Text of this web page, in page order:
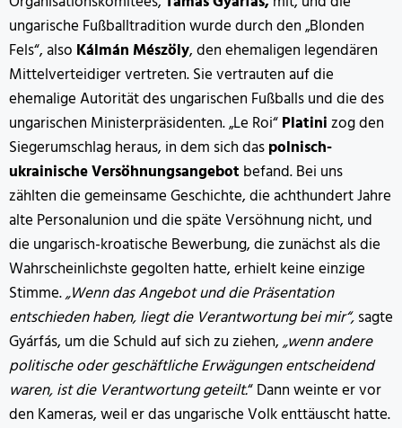
ungarische Fußballtradition wurde durch den „Blonden
Fels“, also Kálmán Mészöly, den ehemaligen legendären
Mittelverteidiger vertreten. Sie vertrauten auf die
ehemalige Autorität des ungarischen Fußballs und die des
ungarischen Ministerpräsidenten. „Le Roi“Platinizog den
Siegerumschlag heraus, in dem sich daspolnisch-
ukrainische Versöhnungsangebot befand. Bei uns
zählten die gemeinsame Geschichte, die achthundert Jahre
alte Personalunion und die späte Versöhnung nicht, und
die ungarisch-kroatische Bewerbung, die zunächst als die
Wahrscheinlichste gegolten hatte, erhielt keine einzige
Stimme.„Wenn das Angebot und die Präsentation
entschieden haben, liegt die Verantwortung bei mir“,sagte
Gyárfás, um die Schuld auf sich zu ziehen,„wenn andere
politische oder geschäftliche Erwägungen entscheidend
waren, ist die Verantwortung geteilt.“ Dann weinte er vor
den Kameras, weil er das ungarische Volk enttäuscht hatte.